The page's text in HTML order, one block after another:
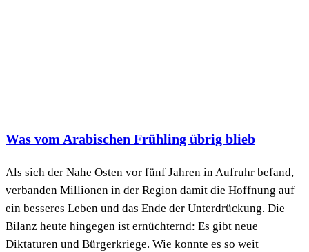
Was vom Arabischen Frühling übrig blieb
Als sich der Nahe Osten vor fünf Jahren in Aufruhr befand,
verbanden Millionen in der Region damit die Hoffnung auf
ein besseres Leben und das Ende der Unterdrückung. Die
Bilanz heute hingegen ist ernüchternd: Es gibt neue
Diktaturen und Bürgerkriege. Wie konnte es so weit